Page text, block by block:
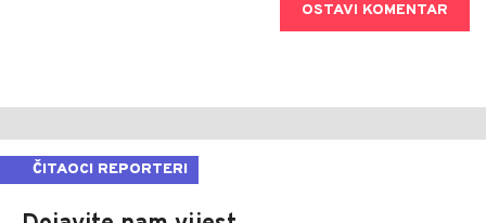
OSTAVI KOMENTAR
ČITAOCI REPORTERI